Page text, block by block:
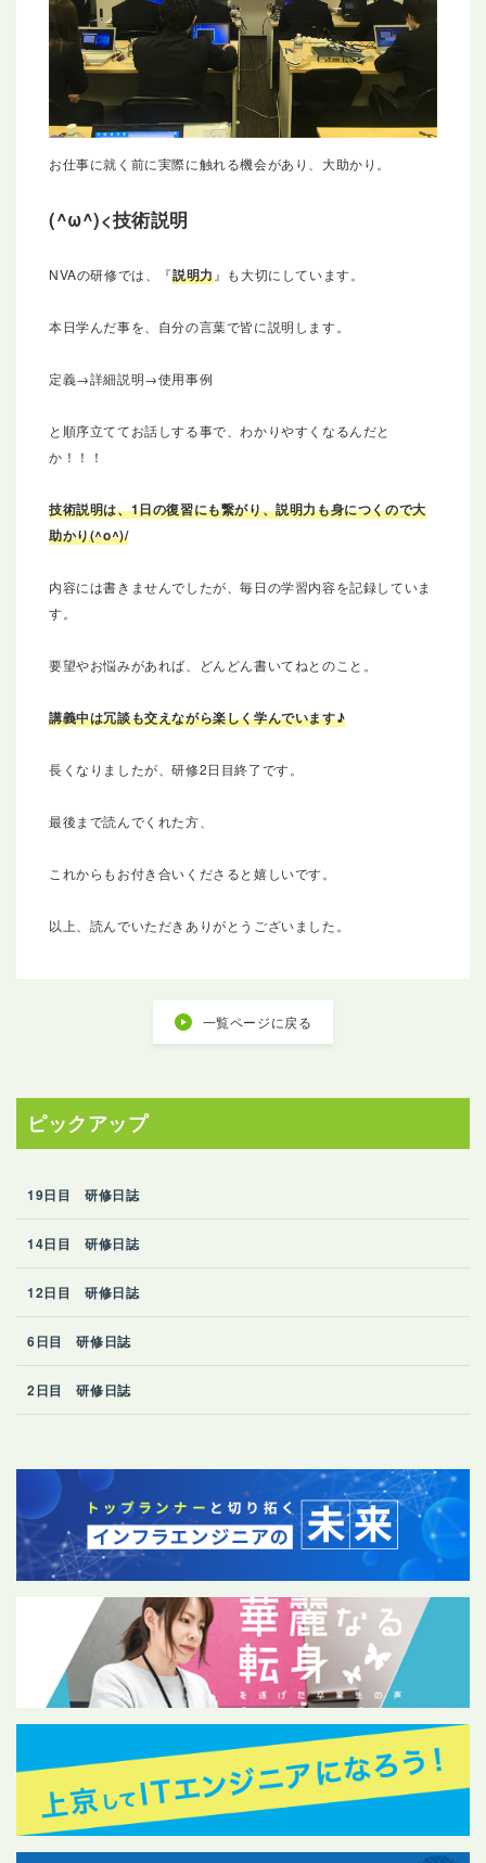
お仕事に就く前に実際に触れる機会があり、大助かり。
技術説明
NVAの研修では、『説明力』も大切にしています。
本日学んだ事を、自分の言葉で皆に説明します。
定義→詳細説明→使用事例
と順序立ててお話しする事で、わかりやすくなるんだと
か！！！
技術説明は、1日の復習にも繋がり、説明力も身につくので大
助かり(^o^)/
内容には書きませんでしたが、毎日の学習内容を記録していま
す。
要望やお悩みがあれば、どんどん書いてねとのこと。
講義中は冗談も交えながら楽しく学んでいます♪
長くなりましたが、研修2日目終了です。
最後まで読んでくれた方、
これからもお付き合いくださると嬉しいです。
以上、読んでいただきありがとうございました。
一覧ページに戻る
ピックアップ
19日目 研修日誌
14日目 研修日誌
12日目 研修日誌
6日目 研修日誌
2日目 研修日誌